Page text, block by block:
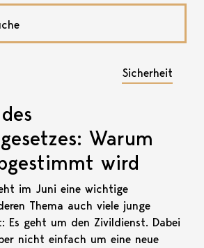
Sicherheit
Warum
wird
im Juni eine wichtige
Thema auch viele junge
Es geht um den Zivildienst. Dabei
nicht einfach um eine neue